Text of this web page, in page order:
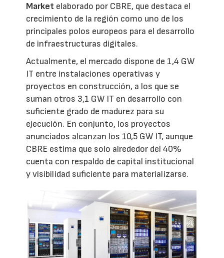
Market elaborado por CBRE, que destaca el
crecimiento de la región como uno de los
principales polos europeos para el desarrollo
de infraestructuras digitales.
Actualmente, el mercado dispone de 1,4 GW
IT entre instalaciones operativas y
proyectos en construcción, a los que se
suman otros 3,1 GW IT en desarrollo con
suficiente grado de madurez para su
ejecución. En conjunto, los proyectos
anunciados alcanzan los 10,5 GW IT, aunque
CBRE estima que solo alrededor del 40%
cuenta con respaldo de capital institucional
y visibilidad suficiente para materializarse.